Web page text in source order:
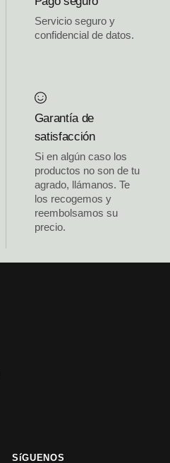
Servicio seguro y
confidencial de datos.
Garantía de
satisfacción
Si en algún caso los
productos no son de tu
agrado, llámanos. Te
los recogemos y
reembolsamos su
precio.
SíGUENOS